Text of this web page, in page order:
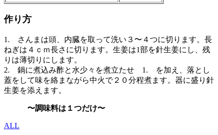
作り方
1. さんまは頭、内臓を取って洗い３〜４つに切ります。長
ねぎは４ｃｍ長さに切ります。生姜は1部を針生姜にし、残
りは薄切りにします。
2. 鍋に煮込み酢と水少々を煮立たせ 1. を加え、落とし
蓋をして味を絡まながら中火で２０分程煮ます。器に盛り針
生姜を添えます。
〜調味料は１つだけ〜
ALL